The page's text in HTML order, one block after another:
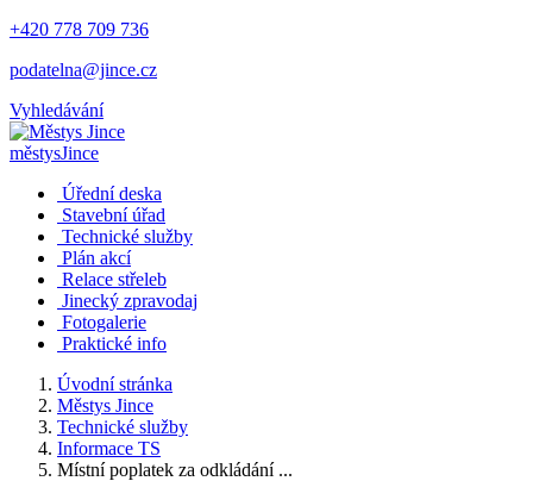
+420 778 709 736
podatelna@jince.cz
Vyhledávání
městysJince
Úřední deska
Stavební úřad
Technické služby
Plán akcí
Relace střeleb
Jinecký zpravodaj
Fotogalerie
Praktické info
Úvodní stránka
Městys Jince
Technické služby
Informace TS
Místní poplatek za odkládání ...